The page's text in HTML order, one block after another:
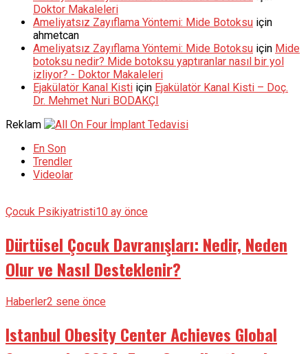
Doktor Makaleleri
Ameliyatsız Zayıflama Yöntemi: Mide Botoksu için
ahmetcan
Ameliyatsız Zayıflama Yöntemi: Mide Botoksu için Mide
botoksu nedir? Mide botoksu yaptıranlar nasıl bir yol
izliyor? - Doktor Makaleleri
Ejakülatör Kanal Kisti için Ejakülatör Kanal Kisti – Doç.
Dr. Mehmet Nuri BODAKÇI
Reklam
En Son
Trendler
Videolar
Çocuk Psikiyatristi10 ay önce
Dürtüsel Çocuk Davranışları: Nedir, Neden
Olur ve Nasıl Desteklenir?
Haberler2 sene önce
Istanbul Obesity Center Achieves Global